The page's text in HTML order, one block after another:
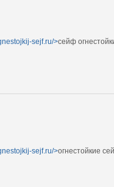
sejf.ru/>сейф
sejf.ru/>огнестойкие